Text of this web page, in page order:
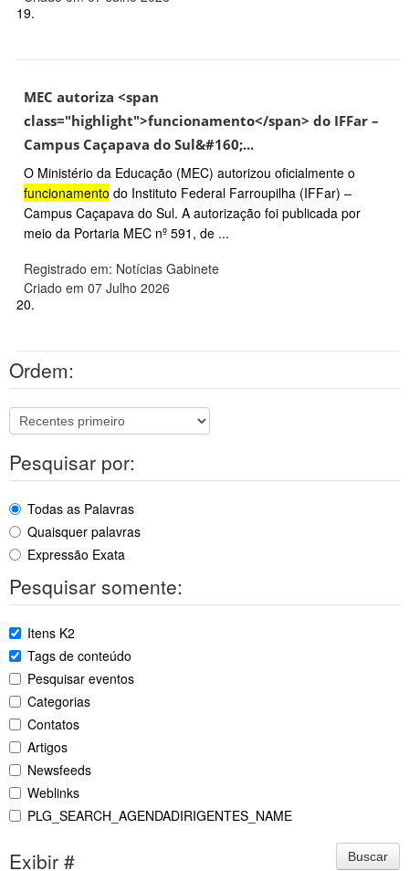
19.
MEC autoriza <span
class="highlight">funcionamento</span> do IFFar –
Campus Caçapava do Sul&#160;...
O Ministério da Educação (MEC) autorizou oficialmente o
funcionamento do Instituto Federal Farroupilha (IFFar) –
Campus Caçapava do Sul. A autorização foi publicada por
meio da Portaria MEC nº 591, de ...
Registrado em: Notícias Gabinete
Criado em 07 Julho 2026
20.
Ordem:
Pesquisar por:
Todas as Palavras
Quaisquer palavras
Expressão Exata
Pesquisar somente:
Itens K2
Tags de conteúdo
Pesquisar eventos
Categorias
Contatos
Artigos
Newsfeeds
Weblinks
PLG_SEARCH_AGENDADIRIGENTES_NAME
Buscar
Exibir #